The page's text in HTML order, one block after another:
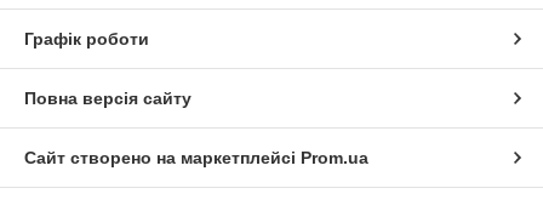
Графік роботи
Повна версія сайту
Сайт створено на маркетплейсі Prom.ua